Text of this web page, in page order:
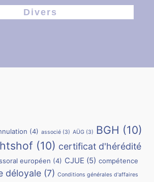
Divers
(4) associé (3) AÜG (3) BGH (10)
(10) certificat d'hérédité
européen (4) CJUE (5) compétence
déloyale (7) Conditions générales d'affaires